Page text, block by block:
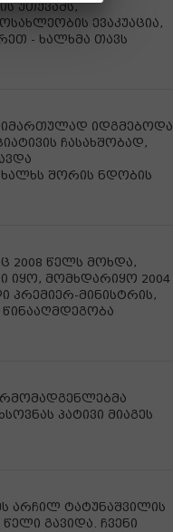
უთქვამს,
ევაკუაცია,
- ხალხმა თავს
იდგმებოდა
ჩასახშობად,
შორის ნდობის
2008 წელს მოხდა,
იყო, მომხდარიყო 2004
მინისტრის,
წინააღმდეგობა
პატივი მიაგეს
არჩილ ტატუნაშვილის
გავიდა. ჩვენი